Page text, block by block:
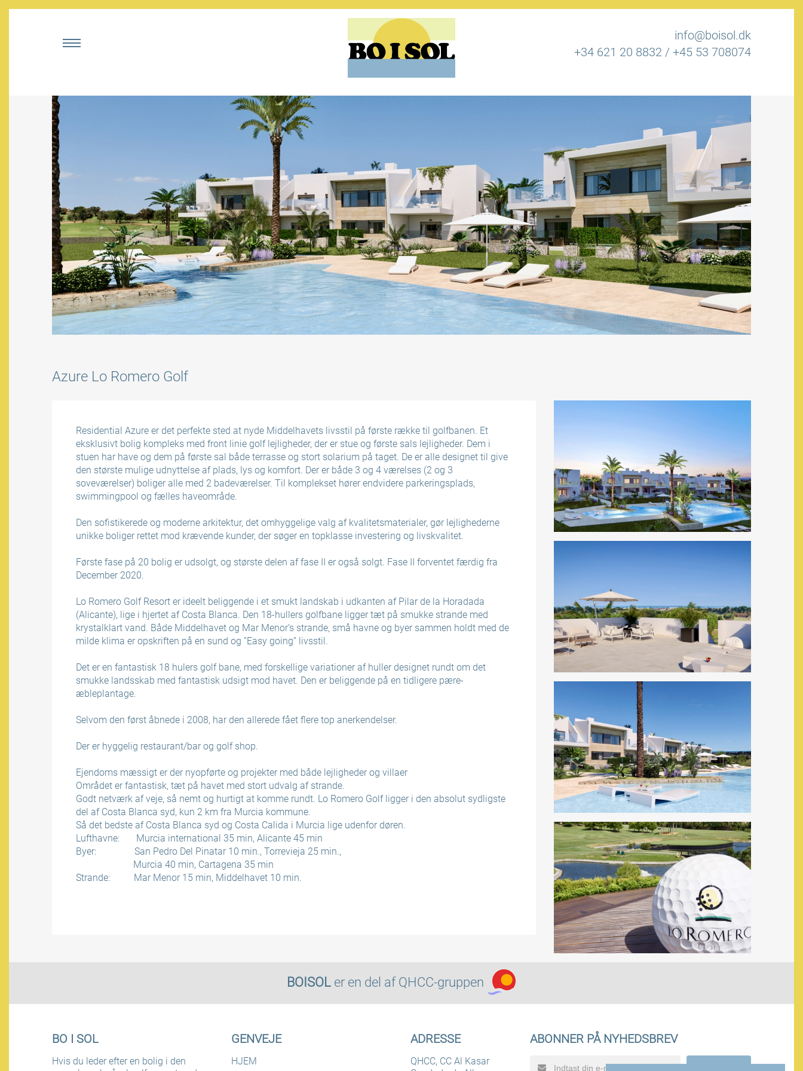
info@boisol.dk
+34 621 20 8832 / +45 53 708074
Azure Lo Romero Golf
Residential Azure er det perfekte sted at nyde Middelhavets livsstil på første række til golfbanen. Et
eksklusivt bolig kompleks med front linie golf lejligheder, der er stue og første sals lejligheder. Dem i
stuen har have og dem på første sal både terrasse og stort solarium på taget. De er alle designet til give
den største mulige udnyttelse af plads, lys og komfort. Der er både 3 og 4 værelses (2 og 3
soveværelser) boliger alle med 2 badeværelser. Til komplekset hører endvidere parkeringsplads,
swimmingpool og fælles haveområde.
Den sofistikerede og moderne arkitektur, det omhyggelige valg af kvalitetsmaterialer, gør lejlighederne
unikke boliger rettet mod krævende kunder, der søger en topklasse investering og livskvalitet.
Første fase på 20 bolig er udsolgt, og største delen af fase II er også solgt. Fase II forventet færdig fra
December 2020.
Lo Romero Golf Resort er ideelt beliggende i et smukt landskab i udkanten af Pilar de la Horadada
(Alicante), lige i hjertet af Costa Blanca. Den 18-hullers golfbane ligger tæt på smukke strande med
krystalklart vand. Både Middelhavet og Mar Menor’s strande, små havne og byer sammen holdt med de
milde klima er opskriften på en sund og ”Easy going” livsstil.
Det er en fantastisk 18 hulers golf bane, med forskellige variationer af huller designet rundt om det
smukke landsskab med fantastisk udsigt mod havet. Den er beliggende på en tidligere pære-
æbleplantage.
Selvom den først åbnede i 2008, har den allerede fået flere top anerkendelser.
Der er hyggelig restaurant/bar og golf shop.
Ejendoms mæssigt er der nyopførte og projekter med både lejligheder og villaer
Området er fantastisk, tæt på havet med stort udvalg af strande.
Godt netværk af veje, så nemt og hurtigt at komme rundt. Lo Romero Golf ligger i den absolut sydligste
del af Costa Blanca syd, kun 2 km fra Murcia kommune.
Så det bedste af Costa Blanca syd og Costa Calida i Murcia lige udenfor døren.
Lufthavne: Murcia international 35 min, Alicante 45 min
Byer: San Pedro Del Pinatar 10 min., Torrevieja 25 min.,
Murcia 40 min, Cartagena 35 min
Strande: Mar Menor 15 min, Middelhavet 10 min.
BOISOLer en del af QHCC-gruppen
BO I SOL
Hvis du leder efter en bolig i den
GENVEJE
HJEM
ADRESSE
QHCC, CC Al Kasar
ABONNER PÅ NYHEDSBREV